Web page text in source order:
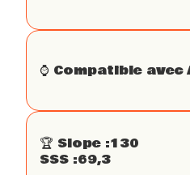
⌚️ Compatible avec
🏆 Slope :130
SSS :69,3